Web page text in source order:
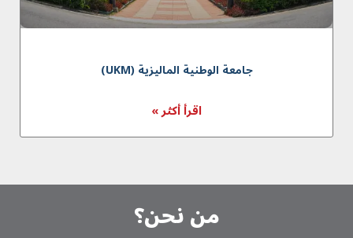
جامعة الوطنية الماليزية (UKM)
اقرأ أكثر »
من نحن؟